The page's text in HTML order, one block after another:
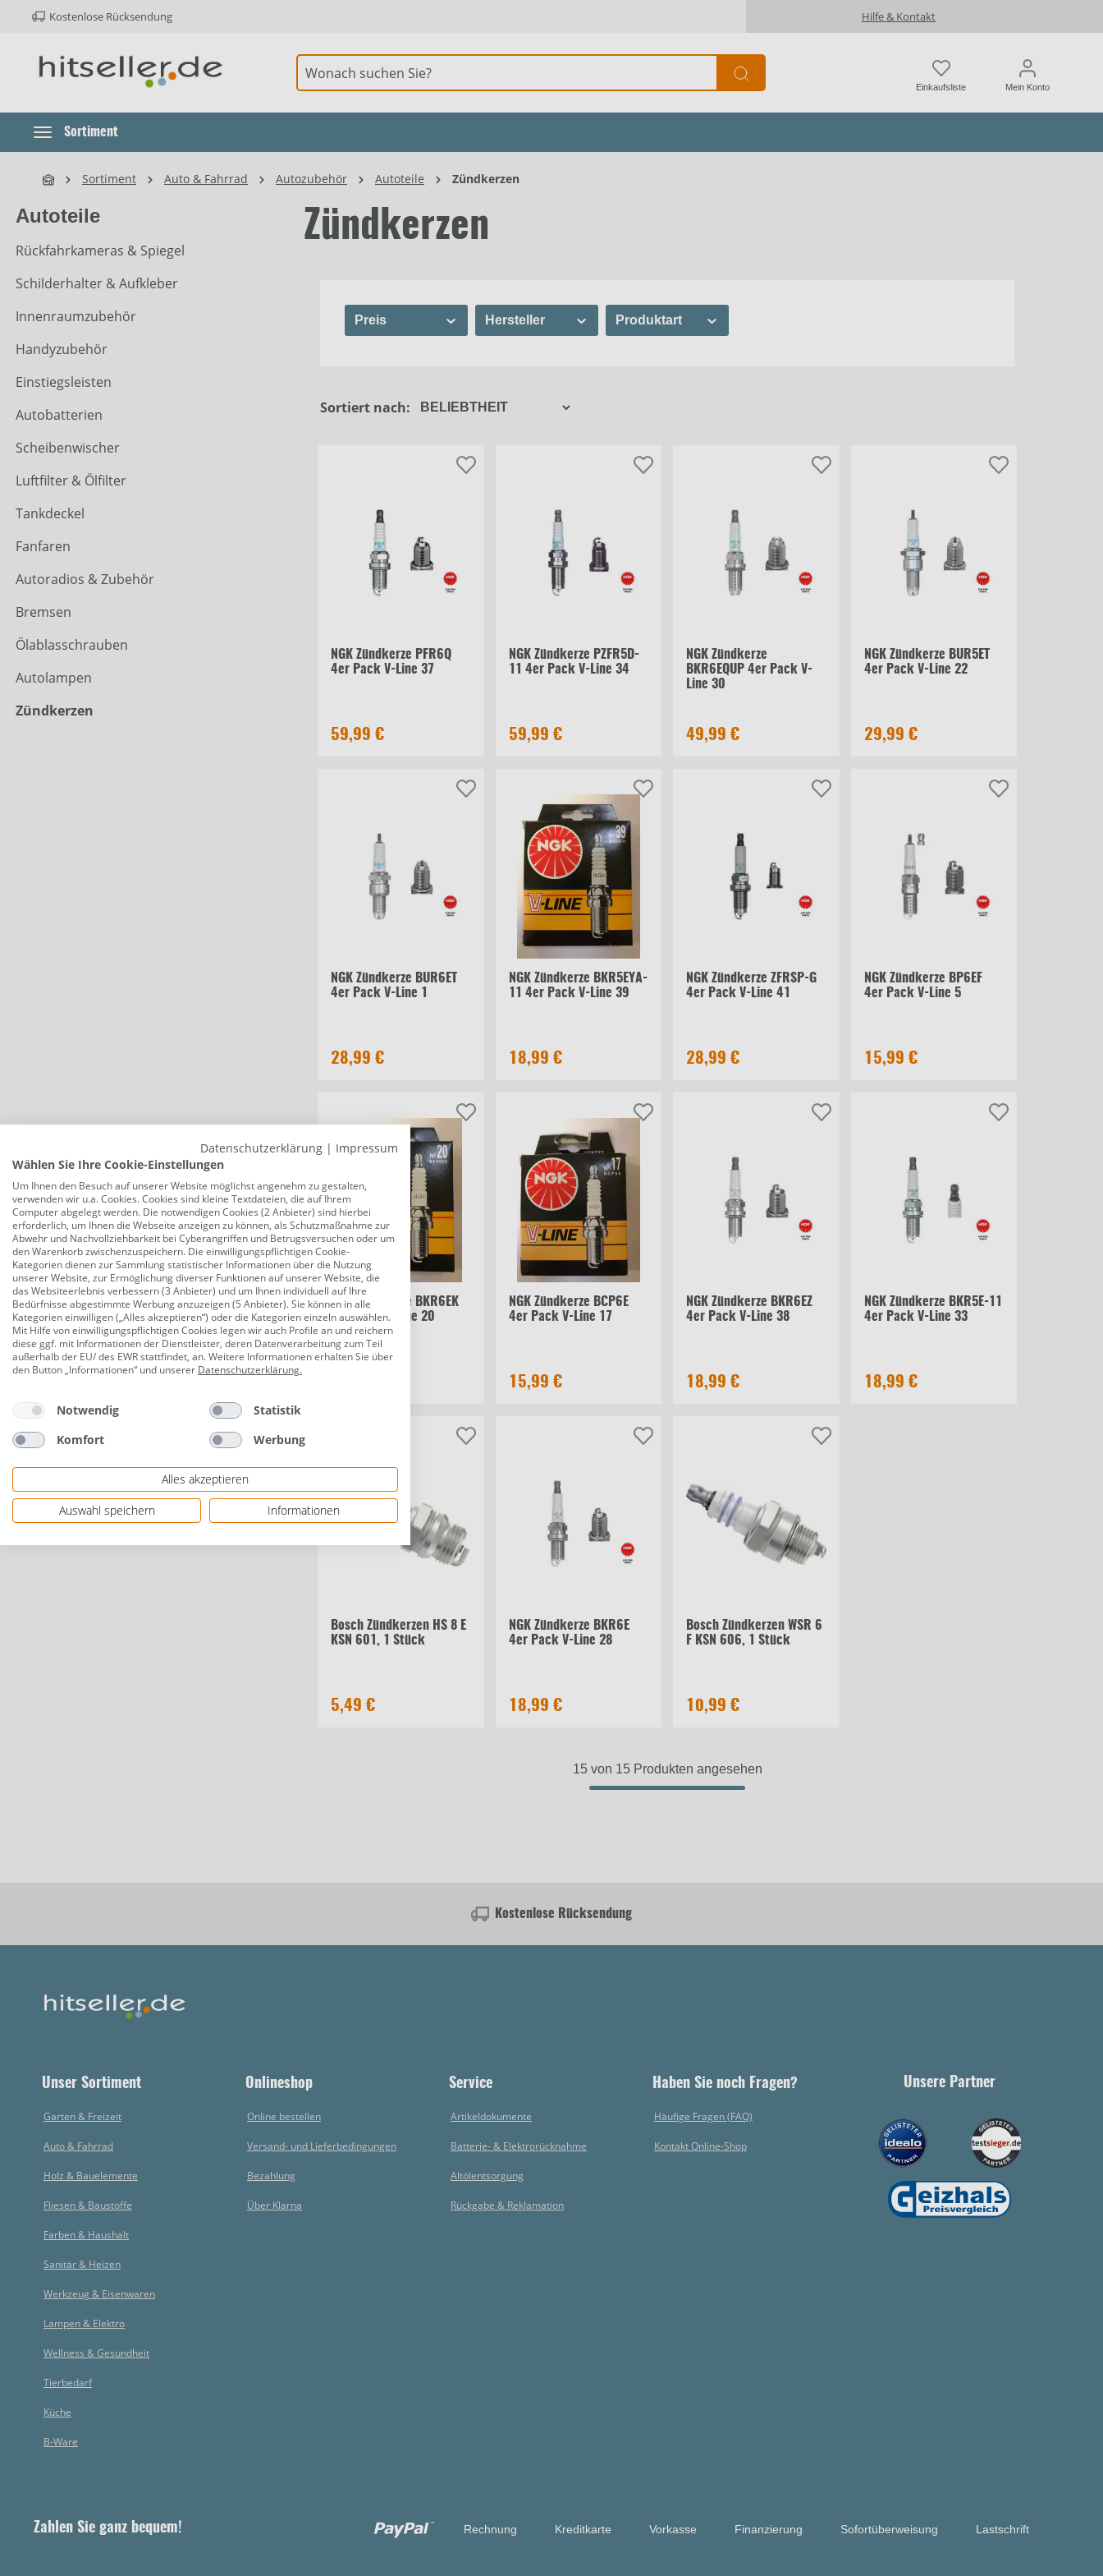
Hauptnavigation springen
Kostenlose Rücksendung Hilfe & Kontakt
Einkaufsliste Mein Konto
Sortiment
Sortiment Auto & Fahrrad Autozubehör Autoteile Zündkerzen
Autoteile
Rückfahrkameras & Spiegel
Schilderhalter & Aufkleber
Innenraumzubehör
Handyzubehör
Einstiegsleisten
Autobatterien
Scheibenwischer
Luftfilter & Ölfilter
Tankdeckel
Fanfaren
Autoradios & Zubehör
Bremsen
Ölablasschrauben
Autolampen
Zündkerzen
Zündkerzen
Preis Hersteller Produktart
Sortiert nach:
NGK Zündkerze PFR6Q
4er Pack V-Line 37
59,99 €
NGK Zündkerze PZFR5D-
11 4er Pack V-Line 34
59,99 €
NGK Zündkerze
BKR6EQUP 4er Pack V-
Line 30
49,99 €
NGK Zündkerze BUR5ET
4er Pack V-Line 22
29,99 €
NGK Zündkerze BUR6ET
4er Pack V-Line 1
28,99 €
NGK Zündkerze BKR5EYA-
11 4er Pack V-Line 39
18,99 €
NGK Zündkerze ZFRSP-G
4er Pack V-Line 41
28,99 €
NGK Zündkerze BP6EF
4er Pack V-Line 5
15,99 €
NGK Zündkerze BKR6EK
4er Pack V-Line 20
NGK Zündkerze BCP6E
4er Pack V-Line 17
15,99 €
NGK Zündkerze BKR6EZ
4er Pack V-Line 38
18,99 €
NGK Zündkerze BKR5E-11
4er Pack V-Line 33
18,99 €
Bosch Zündkerzen HS 8 E
KSN 601, 1 Stück
5,49 €
NGK Zündkerze BKR6E
4er Pack V-Line 28
18,99 €
Bosch Zündkerzen WSR 6
F KSN 606, 1 Stück
10,99 €
15 von 15 Produkten angesehen
Kostenlose Rücksendung
Unser Sortiment
Garten & Freizeit
Auto & Fahrrad
Holz & Bauelemente
Fliesen & Baustoffe
Farben & Haushalt
Sanitär & Heizen
Werkzeug & Eisenwaren
Lampen & Elektro
Wellness & Gesundheit
Tierbedarf
Küche
B-Ware
Onlineshop
Online bestellen
Versand- und Lieferbedingungen
Bezahlung
Über Klarna
Service
Artikeldokumente
Batterie- & Elektrorücknahme
Altölentsorgung
Rückgabe & Reklamation
Haben Sie noch Fragen?
Häufige Fragen (FAQ)
Kontakt Online-Shop
Unsere Partner
Zahlen Sie ganz bequem! Rechnung Kreditkarte Vorkasse Finanzierung Sofortüberweisung Lastschrift
Datenschutzerklärung | Impressum
Wählen Sie Ihre Cookie-Einstellungen
Um Ihnen den Besuch auf unserer Website möglichst angenehm zu gestalten,
verwenden wir u.a. Cookies. Cookies sind kleine Textdateien, die auf Ihrem
Computer abgelegt werden. Die notwendigen Cookies (2 Anbieter) sind hierbei
erforderlich, um Ihnen die Webseite anzeigen zu können, als Schutzmaßnahme zur
Abwehr und Nachvollziehbarkeit bei Cyberangriffen und Betrugsversuchen oder um
den Warenkorb zwischenzuspeichern. Die einwilligungspflichtigen Cookie-
Kategorien dienen zur Sammlung statistischer Informationen über die Nutzung
unserer Website, zur Ermöglichung diverser Funktionen auf unserer Website, die
das Websiteerlebnis verbessern (3 Anbieter) und um Ihnen individuell auf Ihre
Bedürfnisse abgestimmte Werbung anzuzeigen (5 Anbieter). Sie können in alle
Kategorien einwilligen („Alles akzeptieren“) oder die Kategorien einzeln auswählen.
Mit Hilfe von einwilligungspflichtigen Cookies legen wir auch Profile an und reichern
diese ggf. mit Informationen der Dienstleister, deren Datenverarbeitung zum Teil
außerhalb der EU/ des EWR stattfindet, an. Weitere Informationen erhalten Sie über
den Button „Informationen“ und unserer Datenschutzerklärung.
Notwendig
Statistik
Komfort
Werbung
Alles akzeptieren
Auswahl speichern
Informationen